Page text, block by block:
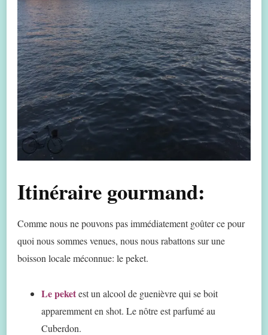
Itinéraire gourmand:
Comme nous ne pouvons pas immédiatement goûter ce pour
quoi nous sommes venues, nous nous rabattons sur une
boisson locale méconnue: le peket.
Le peketest un alcool de guenièvre qui se boit
apparemment en shot. Le nôtre est parfumé au
Cuberdon.